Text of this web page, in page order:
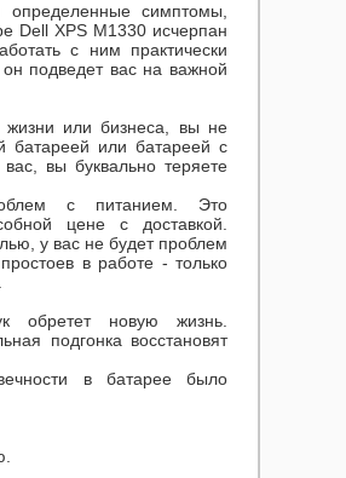
симптомы,
Dell XPS M1330 исчерпан
с ним практически
подведет вас на важной
или бизнеса, вы не
батареей или батареей с
вы буквально теряете
с питанием. Это
цене с доставкой.
у вас не будет проблем
в работе - только
обретет новую жизнь.
подгонка восстановят
в батарее было